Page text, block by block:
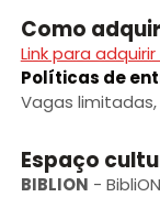
Como
Link para
Políticas de
Vagas
Espaço
BIBLION - BibliON